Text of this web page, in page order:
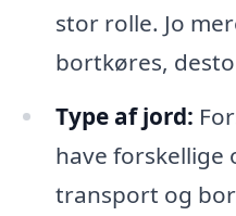
stor rolle. Jo
bortkøres,
Type af jord:
have
transport og